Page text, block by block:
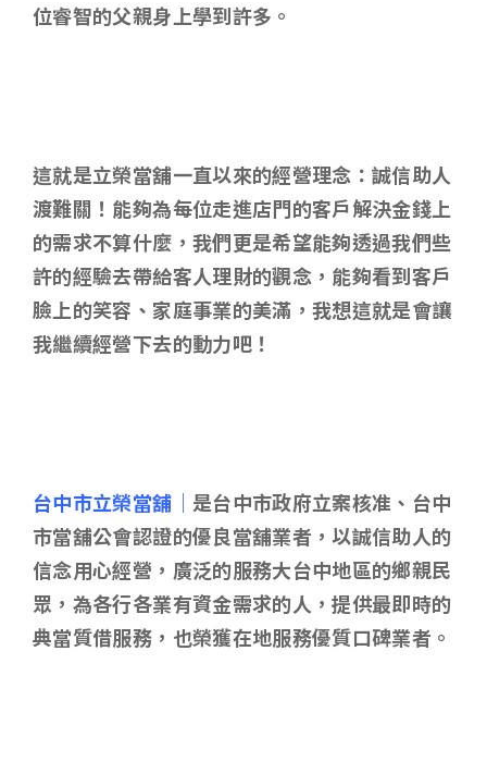
位睿智的父親身上學到許多。
這就是立榮當舖一直以來的經營理念：誠信助人
渡難關！能夠為每位走進店門的客戶解決金錢上
的需求不算什麼，我們更是希望能夠透過我們些
許的經驗去帶給客人理財的觀念，能夠看到客戶
臉上的笑容、家庭事業的美滿，我想這就是會讓
我繼續經營下去的動力吧！
台中市立榮當舖｜ 是台中市政府立案核准、台中
市當舖公會認證的優良當舖業者，以誠信助人的
信念用心經營，廣泛的服務大台中地區的鄉親民
眾，為各行各業有資金需求的人，提供最即時的
典當質借服務，也榮獲在地服務優質口碑業者。